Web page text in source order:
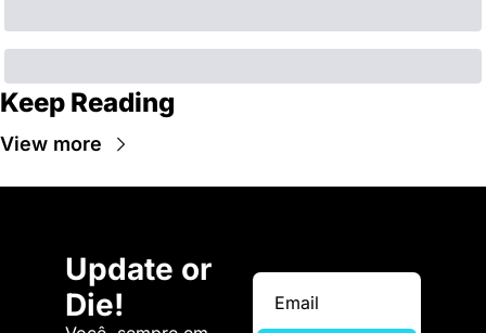
Keep Reading
View more
Update or
Die!